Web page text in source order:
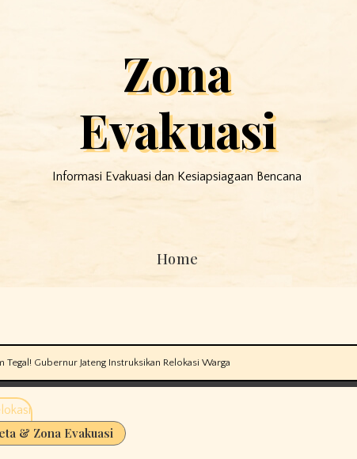
Zona
Evakuasi
Informasi Evakuasi dan Kesiapsiagaan Bencana
Home
Tegal! Gubernur Jateng Instruksikan Relokasi Warga
& Zona Evakuasi